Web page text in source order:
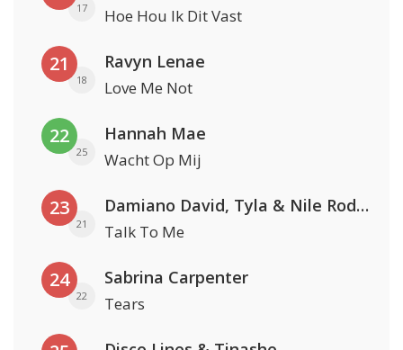
17 Hoe Hou Ik Dit Vast
21
18
Ravyn Lenae
Love Me Not
22
25
Hannah Mae
Wacht Op Mij
23
21
Damiano David, Tyla & Nile Rodgers
Talk To Me
24
22
Sabrina Carpenter
Tears